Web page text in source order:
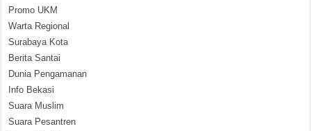
Promo UKM
Warta Regional
Surabaya Kota
Berita Santai
Dunia Pengamanan
Info Bekasi
Suara Muslim
Suara Pesantren